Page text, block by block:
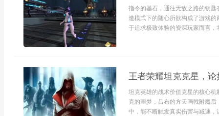
指令的基石，通往无敌之路的钥
造模式下的随心所欲构成了游戏
于追求极致体验的资深玩家而言，
王者荣耀坦克克星，
坦克英雄的战术价值克星的核心
克的噩梦，吕布的方天画戟附魔
中，能不断触发真实伤害与减速